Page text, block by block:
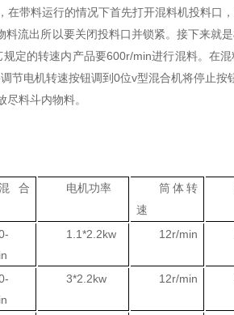
在带料运行的情况下首先打开混料机投料口
流出所以要关闭投料口并锁紧。接下来就
定的转速内产品要600r/min进行混料。在
节电机转速按钮调到0位v型混合机将停止按
料斗内物料。
合
电机功率
筒体转
速
1.1*2.2kw 12r/min
3*2.2kw 12r/min